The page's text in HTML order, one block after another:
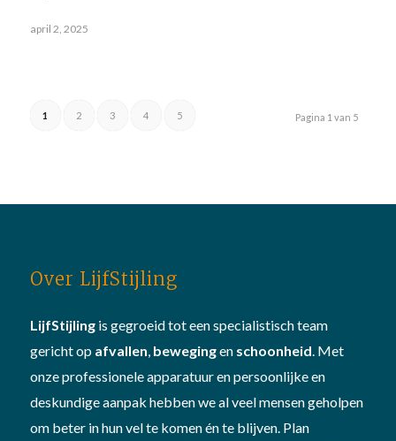
april 2, 2025
Pagina 1 van 5
1 2 3 4 5
Over LijfStijling
LijfStijlingis gegroeid tot een specialistisch team
gericht op afvallen, bewegingen schoonheid. Met
onze professionele apparatuur en persoonlijke en
deskundige aanpak hebben we al veel mensen geholpen
om beter in hun vel te komen én te blijven. Plan